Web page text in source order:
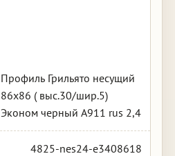
Профиль Грильято несущий
86х86 ( выс.30/шир.5)
Эконом черный А911 rus 2,4
4825-nes24-e3408618